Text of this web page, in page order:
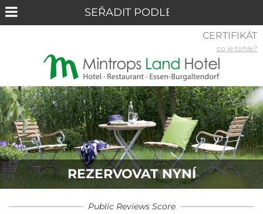
REZERVOVAT NYNÍ
Public Reviews Score
CERTIFIKÁT
co je tohle?